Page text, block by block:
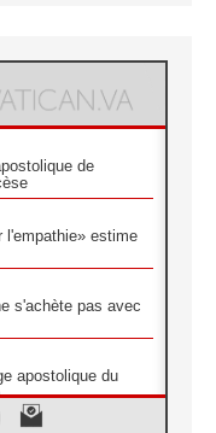
de
l'empathie» estime
s'achète pas avec
apostolique du